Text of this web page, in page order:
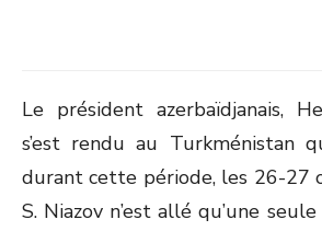
Le président azerbaïdjanais,
s’est rendu au Turkménistan
durant cette période, les 26-27
S. Niazov n’est allé qu’une